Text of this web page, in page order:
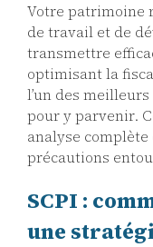
Votre patrimoine
de travail et de
transmettre
optimisant la
l’un des
pour y parvenir.
analyse
précautions
SCPI :
une